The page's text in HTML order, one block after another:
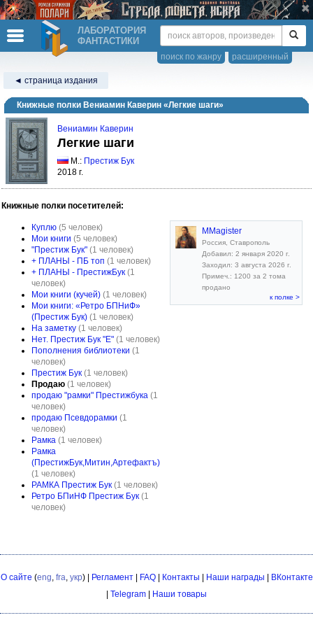
ЛАБОРАТОРИЯ
ФАНТАСТИКИ
расширенный
поиск по жанру
◄ страница издания
Книжные полки Вениамин Каверин «Легкие шаги»
Вениамин Каверин
Легкие шаги
М.: Престиж Бук
2018 г.
Книжные полки посетителей:
Куплю (5 человек)
Мои книги (5 человек)
"Престиж Бук" (1 человек)
+ ПЛАНЫ - ПБ топ (1 человек)
+ ПЛАНЫ - ПрестижБук (1
человек)
Мои книги (кучей) (1 человек)
Мои книги: «Ретро БПНиФ»
(Престиж Бук) (1 человек)
На заметку (1 человек)
Нет. Престиж Бук "E" (1 человек)
Пополнения библиотеки (1
человек)
Престиж Бук (1 человек)
Продаю (1 человек)
продаю "рамки" Престижбука (1
человек)
продаю Псевдорамки (1
человек)
Рамка (1 человек)
Рамка
(ПрестижБук,Митин,Артефактъ)
(1 человек)
РАМКА Престиж Бук (1 человек)
Ретро БПиНФ Престиж Бук (1
человек)
MMagister
Россия, Ставрополь
Добавил: 2 января 2020 г.
Заходил: 3 августа 2026 г.
Примеч.: 1200 за 2 тома
продано
к полке >
О сайте (eng, fra, укр) | Регламент| FAQ| Контакты Наши награды
ВКонтакте
Telegram Наши товары